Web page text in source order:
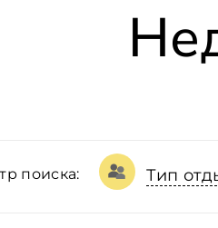
поиска: Тип